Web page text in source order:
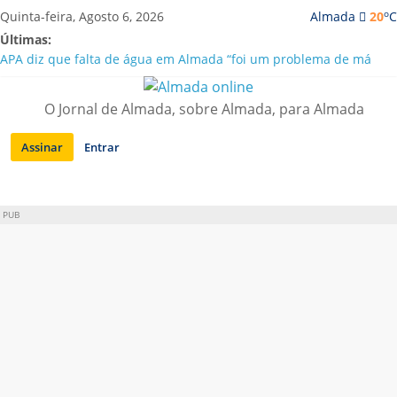
Saltar
para
conteúdo
Almada 20oC
Quinta-feira, Agosto 6, 2026
Últimas:
APA diz que falta de água em Almada “foi um problema de má
Laranjeiro | Cultura pop asiática invade a Casa Amarela
Ponte 25 de Abril celebra 60 anos com programa cultural entre
Lisboa e Almada
Situação de alerta em Almada renovada até final de Agosto
O Jornal de Almada, sobre Almada, para Almada
Assinar Entrar
PUB